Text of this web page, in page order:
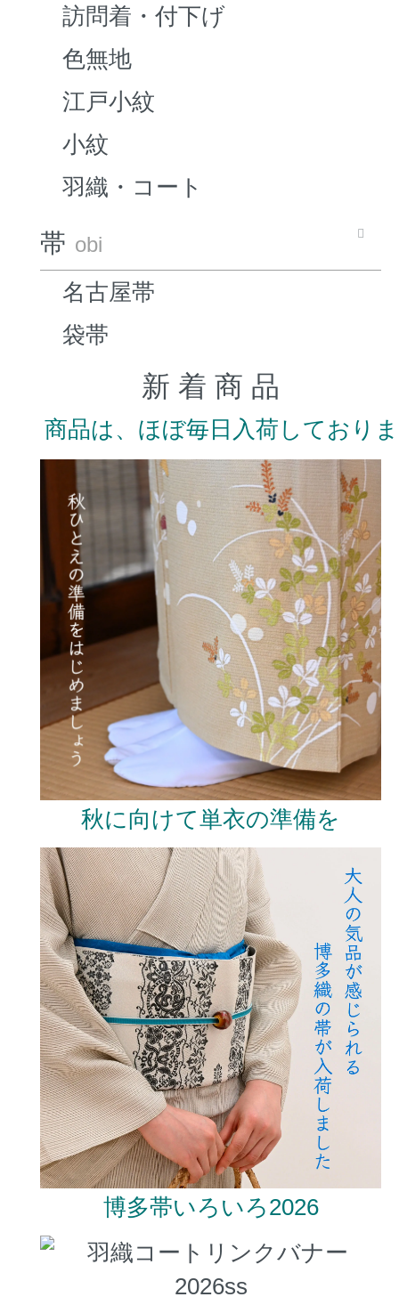
訪問着・付下げ
色無地
江戸小紋
小紋
羽織・コート
帯 obi
名古屋帯
袋帯
新 着 商 品
商品は、ほぼ毎日入荷しており
秋に向けて単衣の準備を
博多帯いろいろ2026